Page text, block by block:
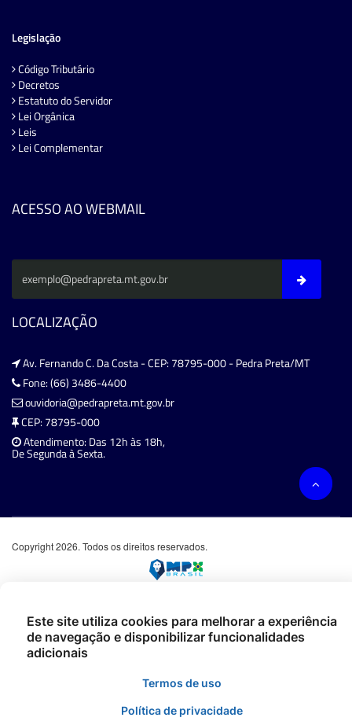
Legislação
Código Tributário
Decretos
Estatuto do Servidor
Lei Orgânica
Leis
Lei Complementar
ACESSO AO WEBMAIL
LOCALIZAÇÃO
Av. Fernando C. Da Costa - CEP: 78795-000 - Pedra Preta/MT
Fone: (66) 3486-4400
ouvidoria@pedrapreta.mt.gov.br
CEP: 78795-000
Atendimento: Das 12h às 18h,
De Segunda à Sexta.
Copyright 2026. Todos os direitos reservados.
Este site utiliza cookies para melhorar a experiência
de navegação e disponibilizar funcionalidades
adicionais
Termos de uso
Política de privacidade